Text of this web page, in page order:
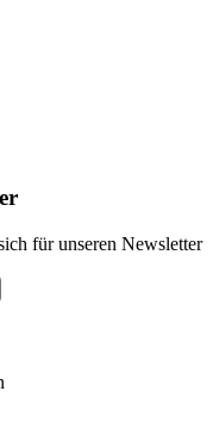
für unseren Newsletter